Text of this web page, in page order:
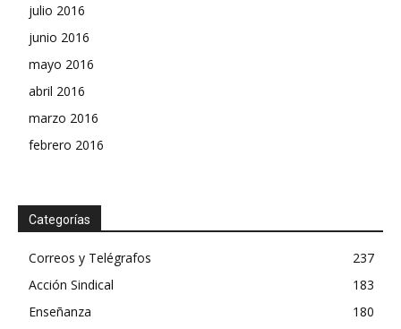
julio 2016
junio 2016
mayo 2016
abril 2016
marzo 2016
febrero 2016
Categorías
Correos y Telégrafos
237
Acción Sindical
183
Enseñanza
180